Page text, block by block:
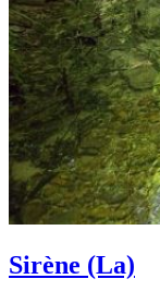
Sirène (La)